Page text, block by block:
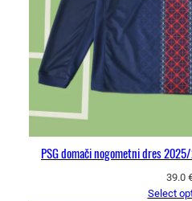
PSG domači nogometni dres
39.0
Select